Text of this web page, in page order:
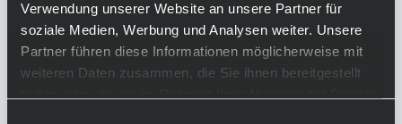
Verwendung unserer Website an unsere Partner für
soziale Medien, Werbung und Analysen weiter. Unsere
Partner führen diese Informationen möglicherweise mit
weiteren Daten zusammen, die Sie ihnen bereitgestellt
SRAM Motive Ultimate A1, 4 Kolben Bremse,